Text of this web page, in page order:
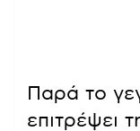
Παρά το
επιτρέψει